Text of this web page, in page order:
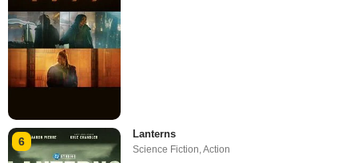
6
Lanterns
Science Fiction,Action